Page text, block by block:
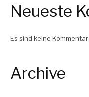
Neueste
Es sind keine
Archive